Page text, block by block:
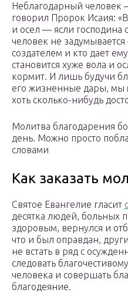
Неблагодарный человек
говорил Пророк Исаия:
и осел — ясли господина
человек не задумывается
создателем и кто дает
становится хуже вола и
кормит. И лишь будучи
его жизненные дары, мы
хоть сколько-нибудь
Молитва благодарения
день. Можно просто
словами
Как заказать
Святое Евангелие гласит
десятка людей, больных
здоровым, вернулся и
что и был оправдан,
не встать в ряд с
следовать
человека и совершать
благодеяние.